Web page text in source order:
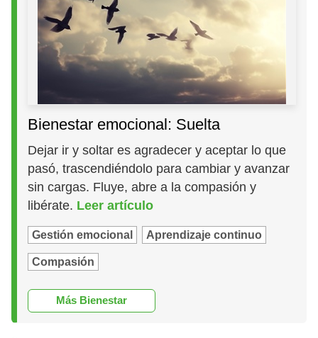
Bienestar emocional: Suelta
Dejar ir y soltar es agradecer y aceptar lo que
pasó, trascendiéndolo para cambiar y avanzar
sin cargas. Fluye, abre a la compasión y
libérate. Leer artículo
Gestión emocional Aprendizaje continuo
Compasión
Más Bienestar